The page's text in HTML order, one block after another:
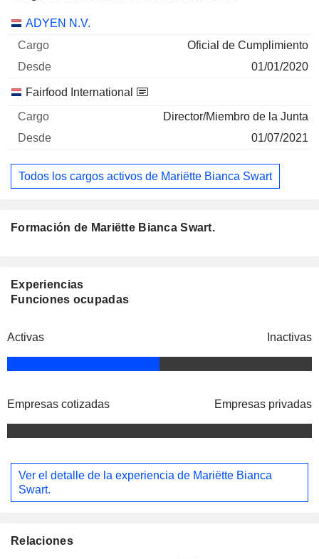
Empresas Cargo
ADYEN N.V.
Oficial de Cumplimiento
01/01/2020
Fairfood International
Director/Miembro de la Junta
01/07/2021
Todos los cargos activos de Mariëtte Bianca Swart
Formación de Mariëtte Bianca Swart.
Experiencias
Funciones ocupadas
Activas Inactivas
Empresas cotizadas Empresas privadas
Ver el detalle de la experiencia de Mariëtte Bianca
Swart.
Relaciones